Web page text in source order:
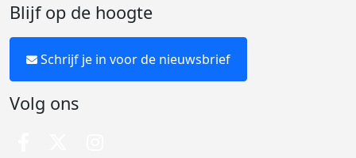
Blijf op de hoogte
Schrijf je in voor de nieuwsbrief
Volg ons